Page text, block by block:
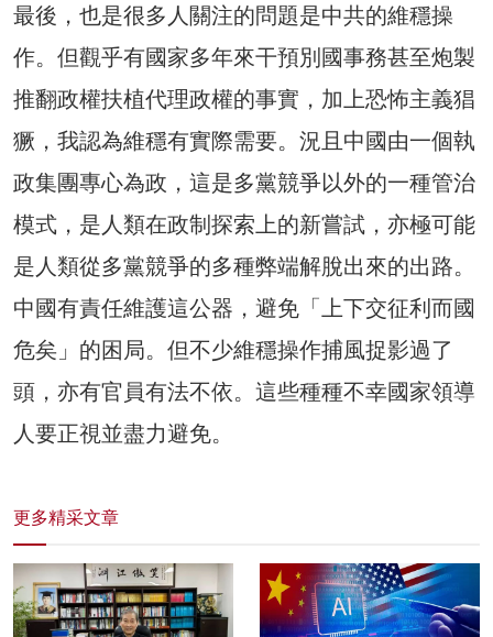
最後，也是很多人關注的問題是中共的維穩操
作。但觀乎有國家多年來干預別國事務甚至炮製
推翻政權扶植代理政權的事實，加上恐怖主義猖
獗，我認為維穩有實際需要。況且中國由一個執
政集團專心為政，這是多黨競爭以外的一種管治
模式，是人類在政制探索上的新嘗試，亦極可能
是人類從多黨競爭的多種弊端解脫出來的出路。
中國有責任維護這公器，避免「上下交征利而國
危矣」的困局。但不少維穩操作捕風捉影過了
頭，亦有官員有法不依。這些種種不幸國家領導
人要正視並盡力避免。
更多精采文章